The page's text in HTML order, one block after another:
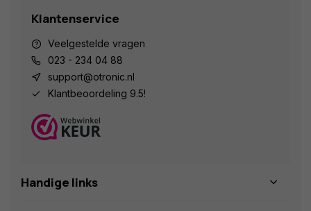
Klantenservice
Veelgestelde vragen
023 - 234 04 88
support@otronic.nl
Klantbeoordeling 9.5!
Handige links